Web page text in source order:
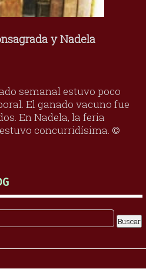
y Nadela
semanal estuvo poco
El ganado vacuno fue
En Nadela, la feria
concurridísima. ©